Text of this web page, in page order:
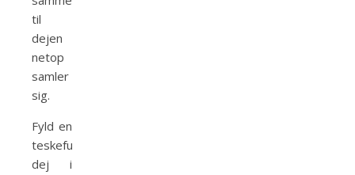
til
dejen
netop
samler
sig.
Fyld en
teskefuld
dej i